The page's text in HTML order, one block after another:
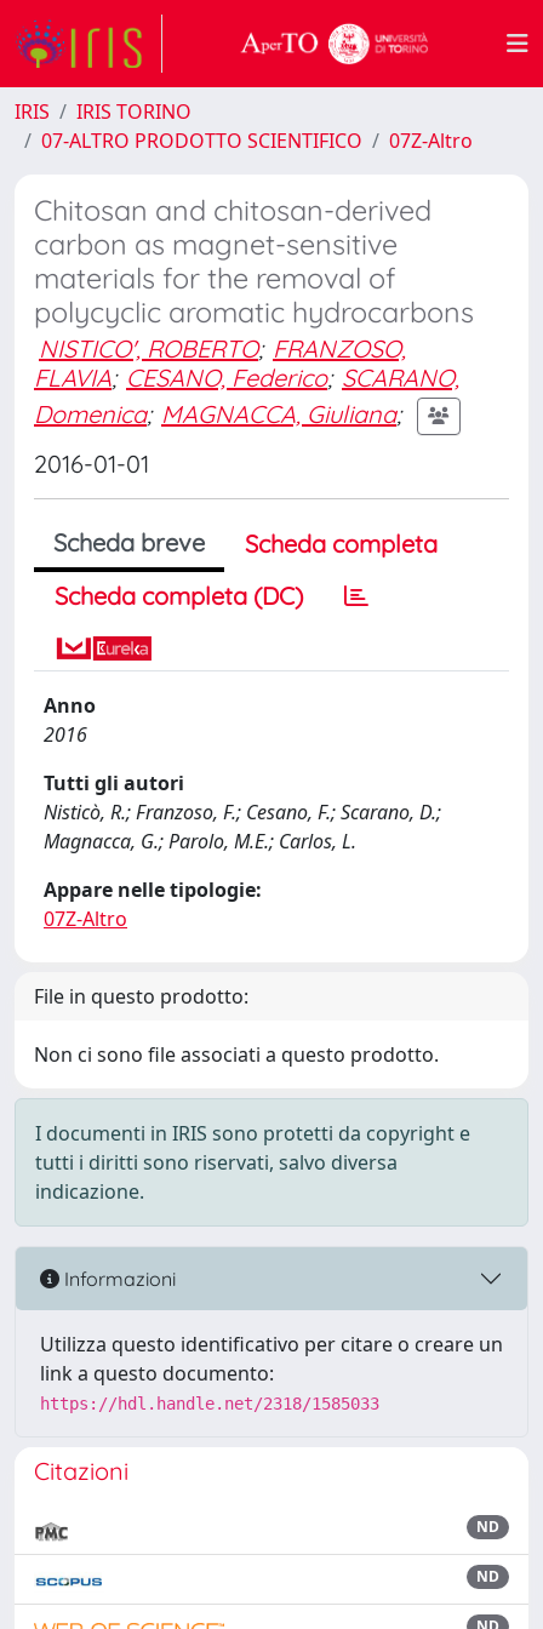
IRIS
IRIS TORINO
07-ALTRO PRODOTTO SCIENTIFICO
07Z-Altro
Chitosan and chitosan-derived
carbon as magnet-sensitive
materials for the removal of
polycyclic aromatic hydrocarbons
NISTICO', ROBERTO; FRANZOSO,
FLAVIA; CESANO, Federico; SCARANO,
Domenica; MAGNACCA, Giuliana;
2016-01-01
Scheda breve
Scheda completa
Scheda completa (DC)
Anno
2016
Tutti gli autori
Nisticò, R.; Franzoso, F.; Cesano, F.; Scarano, D.;
Magnacca, G.; Parolo, M.E.; Carlos, L.
Appare nelle tipologie:
07Z-Altro
File in questo prodotto:
Non ci sono file associati a questo prodotto.
I documenti in IRIS sono protetti da copyright e
tutti i diritti sono riservati, salvo diversa
indicazione.
Informazioni
Utilizza questo identificativo per citare o creare un
link a questo documento:
https://hdl.handle.net/2318/1585033
Citazioni
ND
ND